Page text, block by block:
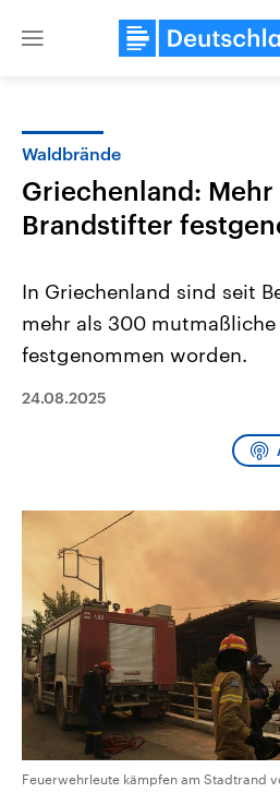
Close
2026
September 2026 einen neuen
Umfragen, Prognosen,
Wahlprogramme, aktuelle Berichte
und Hintergründe zu den Parteien
und Kandidaten der anstehenden
Wahl.
Sendungen
Audio-Archiv
Waldbrände
Griechenland:
Brandstifter
In Griechenland sind seit
mehr als 300
festgenommen worden.
24.08.2025
Feuerwehrleute kämpfen am Stadtrand